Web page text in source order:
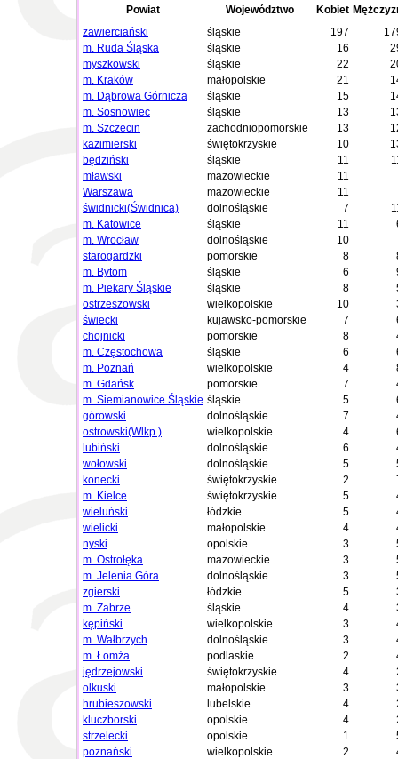
Powiat Województwo Kobiet
zawierciański
śląskie 197
m. Ruda Śląska
śląskie 16
myszkowski
śląskie 22
m. Kraków
małopolskie 21
m. Dąbrowa Górnicza
śląskie 15
m. Sosnowiec
śląskie 13
m. Szczecin
zachodniopomorskie 13
kazimierski
świętokrzyskie 10
będziński
śląskie 11
mławski
mazowieckie 11
Warszawa
mazowieckie 11
świdnicki(Świdnica)
dolnośląskie 7
m. Katowice
śląskie 11
m. Wrocław
dolnośląskie 10
starogardzki
pomorskie 8
m. Bytom
śląskie 6
m. Piekary Śląskie
śląskie 8
ostrzeszowski
wielkopolskie 10
świecki
kujawsko-pomorskie 7
chojnicki
pomorskie 8
m. Częstochowa
śląskie 6
m. Poznań
wielkopolskie 4
m. Gdańsk
pomorskie 7
m. Siemianowice Śląskie śląskie 5
górowski
dolnośląskie 7
ostrowski(Wlkp.)
wielkopolskie 4
lubiński
dolnośląskie 6
wołowski
dolnośląskie 5
konecki
świętokrzyskie 2
m. Kielce
świętokrzyskie 5
wieluński
łódzkie 5
wielicki
małopolskie 4
nyski
opolskie 3
m. Ostrołęka
mazowieckie 3
m. Jelenia Góra
dolnośląskie 3
zgierski
łódzkie 5
m. Zabrze
śląskie 4
kępiński
wielkopolskie 3
m. Wałbrzych
dolnośląskie 3
m. Łomża
podlaskie 2
jędrzejowski
świętokrzyskie 4
olkuski
małopolskie 3
hrubieszowski
lubelskie 4
kluczborski
opolskie 4
strzelecki
opolskie 1
poznański
wielkopolskie 2